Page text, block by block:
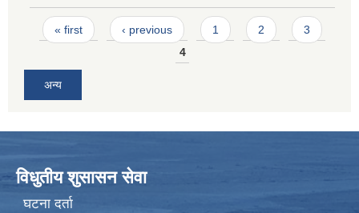
Pages
« first ‹ previous 1 2
3
4
अन्य
विधुतीय शुसासन सेवा
घटना दर्ता